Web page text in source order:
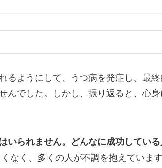
ようにして、うつ病を発症し、最
でした。しかし、振り返ると、心
いられません。どんなに成功してい
なく、多くの人が不調を抱えていま